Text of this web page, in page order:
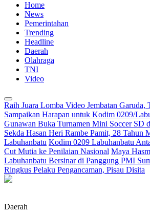
Home
News
Pemerintahan
Trending
Headline
Daerah
Olahraga
TNI
Video
Raih Juara Lomba Video Jembatan Garuda,
Sampaikan Harapan untuk Kodim 0209/
Gunawan Buka Turnamen Mini Soccer SD
Sekda Hasan Heri Rambe Pamit, 28 Tahun
Labuhanbatu Kodim 0209 Labuhanbatu
Cut Mutia ke Penilaian Nasional Maya
Labuhanbatu Bersinar di Panggung PMI
Ringkus Pelaku Pengancaman, Pisau Disita
Daerah